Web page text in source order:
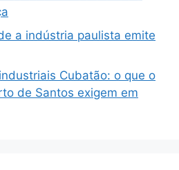
a indústria paulista emite
Cubatão: o que o
de Santos exigem em